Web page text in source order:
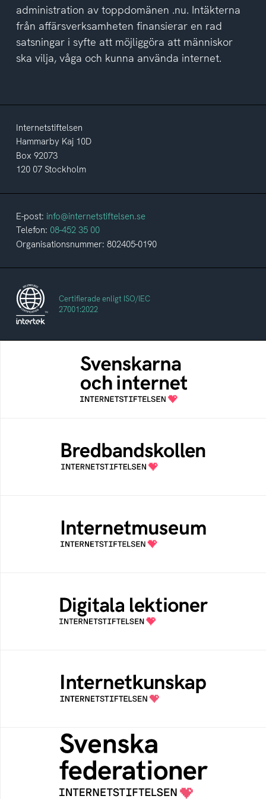
administration av toppdomänen .nu. Intäkterna
från affärsverksamheten finansierar en rad
satsningar i syfte att möjliggöra att människor
ska vilja, våga och kunna använda internet.
Internetstiftelsen
Hammarby Kaj 10D
Box 92073
120 07 Stockholm
E-post: info@internetstiftelsen.se
Telefon: 08-452 35 00
Organisationsnummer: 802405-0190
Certifierade enligt ISO/IEC
27001:2022
Svenskarna och internet
En årlig studie av svenska folkets
internetvanor
Bredbandskollen är ett oberoende
konsumentverktyg som drivs av
Internetstiftelsen
Ett digitalt museum som byggts, och kureras
av Internetstiftelsen
Öppen digital lärresurs med färdiga lektioner
för alla stadier i grundskolan
Samlad kunskap som hjälper dig att bli en
säker och medveten internetanvändare
Svenska federationer
Grunden för medlemskap i en sektors- eller
kontextspecifik federation